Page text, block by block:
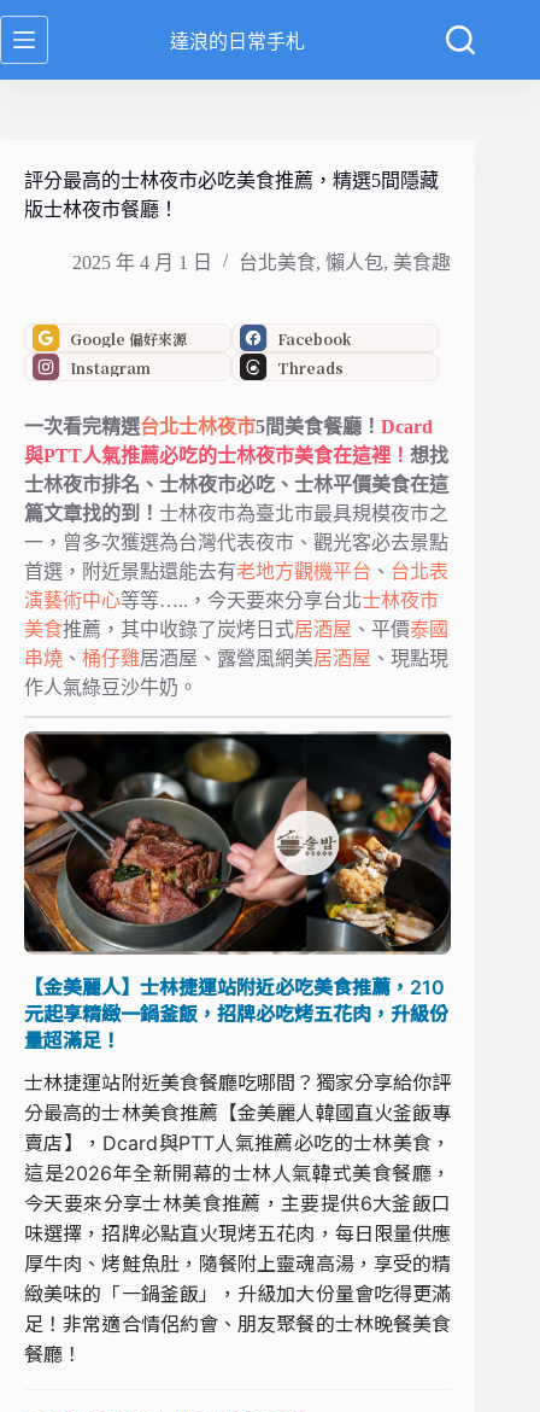
跳
至
達浪的日常手札
評分最高的士林夜市必吃美食推薦，精選5間隱藏
版士林夜市餐廳！
2025 年 4 月 1 日 台北美食, 懶人包, 美食趣
Google 偏好來源
Facebook
Instagram
Threads
一次看完精選台北士林夜市5間美食餐廳！ Dcard
與PTT人氣推薦必吃的士林夜市美食在這裡！ 想找
士林夜市排名、士林夜市必吃、士林平價美食在這
篇文章找的到！ 士林夜市為臺北市最具規模夜市之
一，曾多次獲選為台灣代表夜市、觀光客必去景點
首選，附近景點還能去有老地方觀機平台 、 台北表
演藝術中心等等…..，今天要來分享台北士林夜市
美食推薦，其中收錄了炭烤日式居酒屋 、平價泰國
串燒 、 桶仔雞居酒屋、露營風網美居酒屋 、現點現
作人氣綠豆沙牛奶。
【金美麗人】士林捷運站附近必吃美食推薦，210
元起享精緻一鍋釜飯，招牌必吃烤五花肉，升級份
量超滿足！
士林捷運站附近美食餐廳吃哪間？獨家分享給你評
分最高的士林美食推薦【金美麗人韓國直火釜飯專
賣店】，Dcard與PTT人氣推薦必吃的士林美食，
這是2026年全新開幕的士林人氣韓式美食餐廳，
今天要來分享士林美食推薦，主要提供6大釜飯口
味選擇，招牌必點直火現烤五花肉，每日限量供應
厚牛肉、烤鮭魚肚，隨餐附上靈魂高湯，享受的精
緻美味的「一鍋釜飯」，升級加大份量會吃得更滿
足！非常適合情侶約會、朋友聚餐的士林晚餐美食
餐廳！